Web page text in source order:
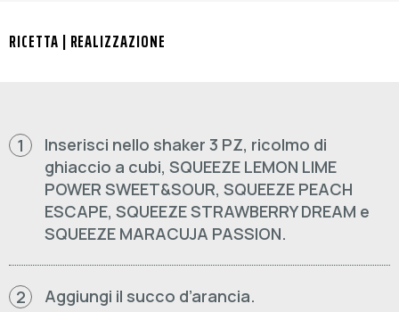
RICETTA | REALIZZAZIONE
1
Inserisci nello shaker 3 PZ, ricolmo di
ghiaccio a cubi, SQUEEZE LEMON LIME
POWER SWEET&SOUR, SQUEEZE PEACH
ESCAPE, SQUEEZE STRAWBERRY DREAM e
SQUEEZE MARACUJA PASSION.
2 Aggiungi il succo d’arancia.